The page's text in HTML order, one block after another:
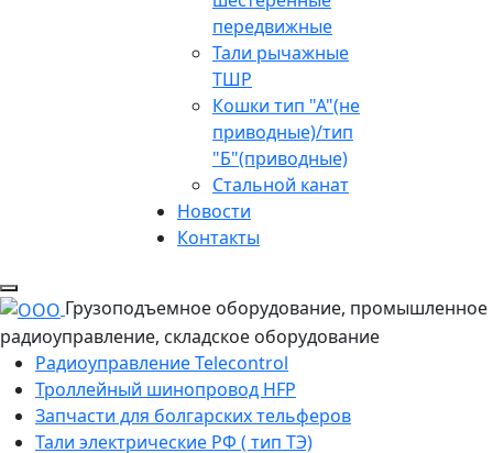
передвижные
Тали рычажные
ТШР
Кошки тип "А"(не
приводные)/тип
"Б"(приводные)
Стальной канат
Новости
Контакты
Грузоподъемное оборудование, промышленное
радиоуправление, складское оборудование
Радиоуправление Telecontrol
Троллейный шинопровод HFP
Запчасти для болгарских тельферов
Тали электрические РФ ( тип ТЭ)